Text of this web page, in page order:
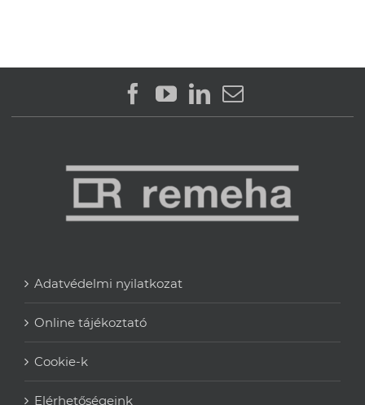
Adatvédelmi nyilatkozat
Online tájékoztató
Cookie-k
Elérhetőségeink